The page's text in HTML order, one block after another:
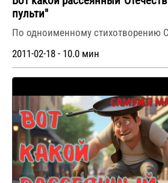
пульти"
По одноименному стихотворению
2011-02-18 - 10.0 мин